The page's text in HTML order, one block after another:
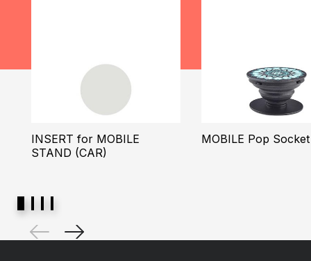
INSERT for MOBILE
STAND (CAR)
MOBILE Pop